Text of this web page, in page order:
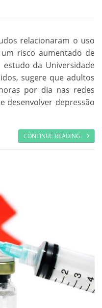
relacionaram o uso
risco aumentado de
da Universidade
sugere que adultos
por dia nas redes
desenvolver depressão
CONTINUE READING